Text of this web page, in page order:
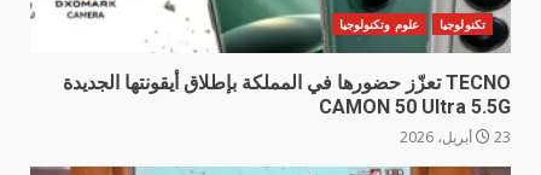
تكنولوجيا علوم وتكنولوجيا
TECNO تعزّز حضورها في المملكة بإطلاق أيقونتها الجديدة
CAMON 50 Ultra 5.5G
23 أبريل، 2026